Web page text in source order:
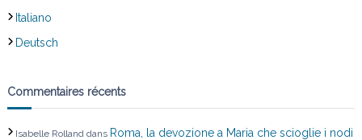
Italiano
Deutsch
Commentaires récents
Isabelle Rolland dans Roma, la devozione a Maria che scioglie i nodi